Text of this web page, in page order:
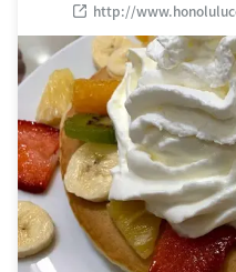
ム
http://